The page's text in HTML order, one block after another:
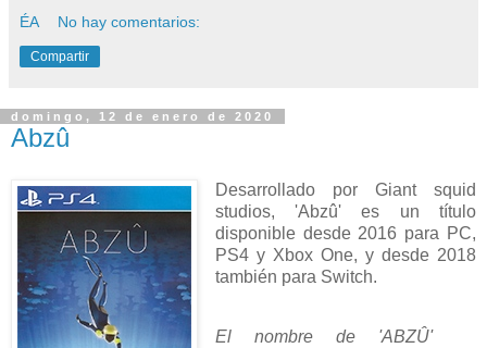
ÉA No hay comentarios:
Compartir
domingo, 12 de enero de 2020
Abzû
Desarrollado por Giant squid
studios, 'Abzû' es un título
disponible desde 2016 para PC,
PS4 y Xbox One, y desde 2018
también para Switch.
El nombre de 'ABZÛ'